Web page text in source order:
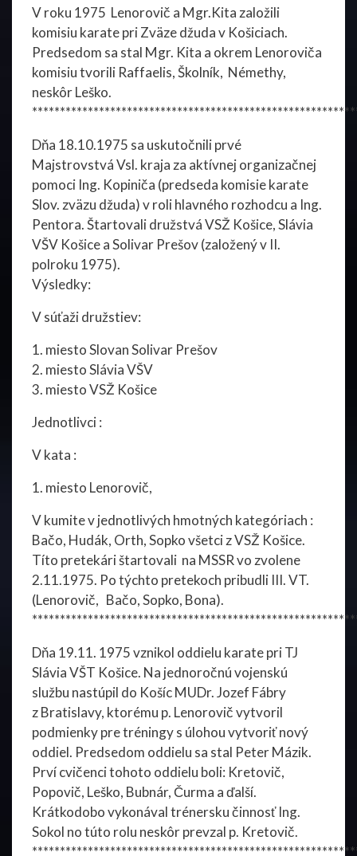
V roku 1975 Lenorovič a Mgr.Kita založili
komisiu karate pri Zväze džuda v Košiciach.
Predsedom sa stal Mgr. Kita a okrem Lenoroviča
komisiu tvorili Raffaelis, Školník, Némethy,
neskôr Leško.
Dňa 18.10.1975 sa uskutočnili prvé
Majstrovstvá Vsl. kraja za aktívnej organizačnej
pomoci Ing. Kopiniča (predseda komisie karate
Slov. zväzu džuda) v roli hlavného rozhodcu a Ing.
Pentora. Štartovali družstvá VSŽ Košice, Slávia
VŠV Košice a Solivar Prešov (založený v II.
polroku 1975).
Výsledky:
V súťaži družstiev:
1. miesto Slovan Solivar Prešov
2. miesto Slávia VŠV
3. miesto VSŽ Košice
Jednotlivci :
V kata :
1. miesto Lenorovič,
V kumite v jednotlivých hmotných kategóriach :
Bačo, Hudák, Orth, Sopko všetci z VSŽ Košice.
Títo pretekári štartovali na MSSR vo zvolene
2.11.1975. Po týchto pretekoch pribudli III. VT.
(Lenorovič, Bačo, Sopko, Bona).
Dňa 19.11. 1975 vznikol oddielu karate pri TJ
Slávia VŠT Košice. Na jednoročnú vojenskú
službu nastúpil do Košíc MUDr. Jozef Fábry
z Bratislavy, ktorému p. Lenorovič vytvoril
podmienky pre tréningy s úlohou vytvoriť nový
oddiel. Predsedom oddielu sa stal Peter Mázik.
Prví cvičenci tohoto oddielu boli: Kretovič,
Popovič, Leško, Bubnár, Čurma a ďalší.
Krátkodobo vykonával trénersku činnosť Ing.
Sokol no túto rolu neskôr prevzal p. Kretovič.